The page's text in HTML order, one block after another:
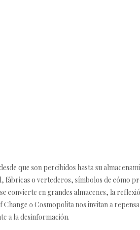
que son percibidos hasta su
o vertederos, símbolos de cómo
convierte en grandes almacenes, la
o Cosmopolita nos invitan a
a la desinformación.